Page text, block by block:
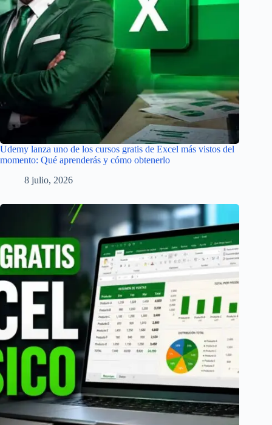
Udemy lanza uno de los cursos gratis de Excel más vistos del
momento: Qué aprenderás y cómo obtenerlo
8 julio, 2026